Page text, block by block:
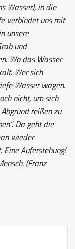
Wasser), in die
verbindet uns mit
unsere
und
Wo das Wasser
Wer sich
Wasser wagen.
nicht, um sich
reißen zu
Da geht die
wieder
Auferstehung!
(Franz